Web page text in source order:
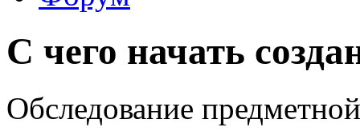
С чего начать
Обследование